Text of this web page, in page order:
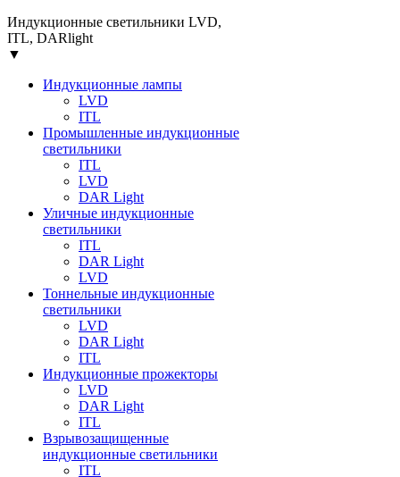
Индукционные светильники LVD,
ITL, DARlight
▼
Индукционные лампы
LVD
ITL
Промышленные индукционные
светильники
ITL
LVD
DAR Light
Уличные индукционные
светильники
ITL
DAR Light
LVD
Тоннельные индукционные
светильники
LVD
DAR Light
ITL
Индукционные прожекторы
LVD
DAR Light
ITL
Взрывозащищенные
индукционные светильники
ITL